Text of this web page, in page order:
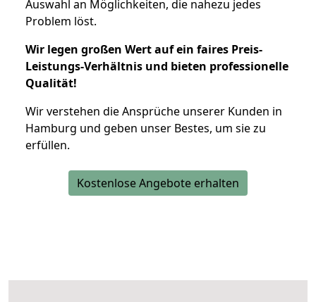
Auswahl an Möglichkeiten, die nahezu jedes
Problem löst.
Wir legen großen Wert auf ein faires Preis-
Leistungs-Verhältnis und bieten professionelle
Qualität!
Wir verstehen die Ansprüche unserer Kunden in
Hamburg und geben unser Bestes, um sie zu
erfüllen.
Kostenlose Angebote erhalten